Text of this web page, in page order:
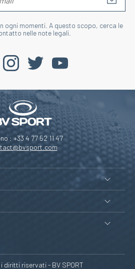
ogni momenti. A questo scopo, cerca le
nelle note legali.
: +33 4 77 52 11 47
diritti riservati - BV SPORT